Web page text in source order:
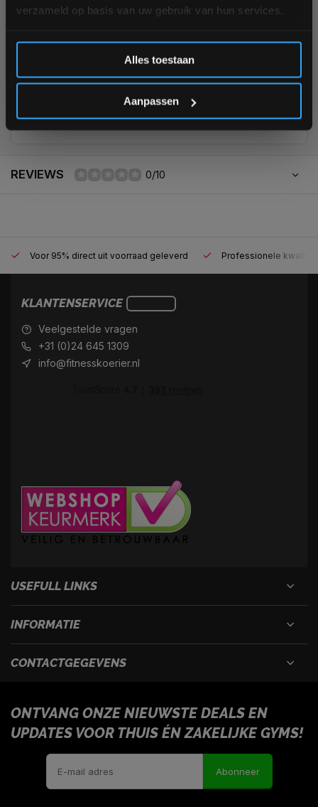
verzameld op basis van uw gebruik van hun services.
Alles toestaan
Aanpassen
355 customers give us a 4,7/5 at
REVIEWS 0/10
Voor 95% direct uit voorraad geleverd Professionele
KLANTENSERVICE
Veelgestelde vragen
+31 (0)24 645 1309
info@fitnesskoerier.nl
USEFULL LINKS
INFORMATIE
CONTACTGEGEVENS
ONTVANG ONZE NIEUWSTE DEALS EN
UPDATES VOOR THUIS ÉN ZAKELIJKE GYMS!
Abonneer
Inschrijven
*Verzendkosten vallen buiten de korting